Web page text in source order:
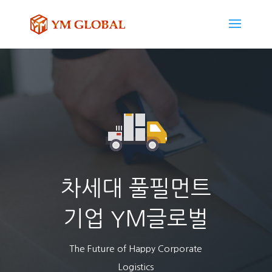
차세대 풀필먼트
기업 YM글로벌
The Future of Happy Corporate
Logistics